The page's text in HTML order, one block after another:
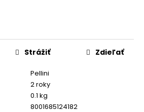
Pellini
2 roky
0.1 kg
8001685124182
Strážiť Zdieľať